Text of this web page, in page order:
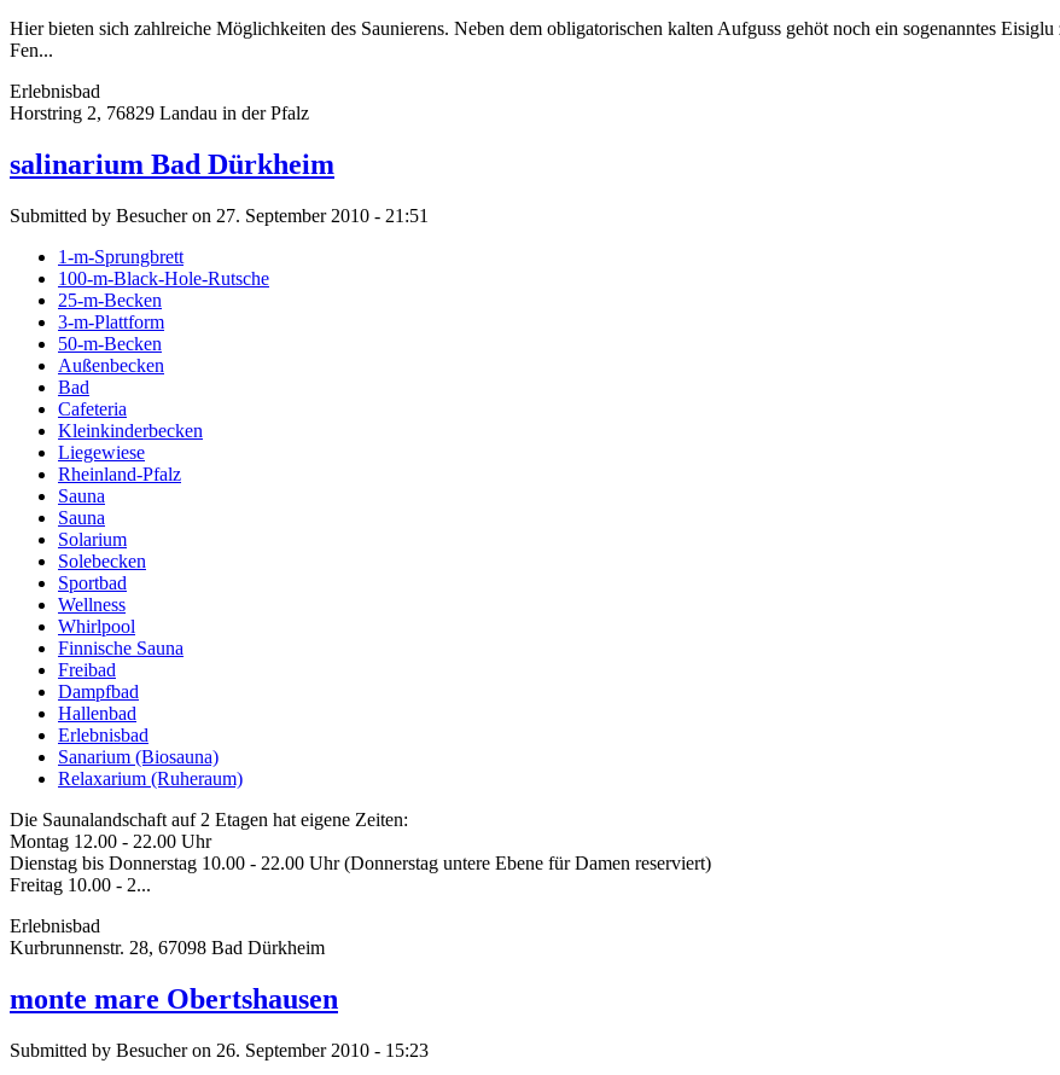
Hier bieten sich zahlreiche Möglichkeiten des Saunierens. Neben dem obligatorischen kalten Aufguss gehöt noch ein sogenanntes
Fen...
Erlebnisbad
Horstring 2, 76829 Landau in der Pfalz
salinarium Bad Dürkheim
Submitted by Besucher on 27. September 2010 - 21:51
1-m-Sprungbrett
100-m-Black-Hole-Rutsche
25-m-Becken
3-m-Plattform
50-m-Becken
Außenbecken
Bad
Cafeteria
Kleinkinderbecken
Liegewiese
Rheinland-Pfalz
Sauna
Sauna
Solarium
Solebecken
Sportbad
Wellness
Whirlpool
Finnische Sauna
Freibad
Dampfbad
Hallenbad
Erlebnisbad
Sanarium (Biosauna)
Relaxarium (Ruheraum)
Die Saunalandschaft auf 2 Etagen hat eigene Zeiten:
Montag 12.00 - 22.00 Uhr
Dienstag bis Donnerstag 10.00 - 22.00 Uhr (Donnerstag untere Ebene für Damen reserviert)
Freitag 10.00 - 2...
Erlebnisbad
Kurbrunnenstr. 28, 67098 Bad Dürkheim
monte mare Obertshausen
Submitted by Besucher on 26. September 2010 - 15:23